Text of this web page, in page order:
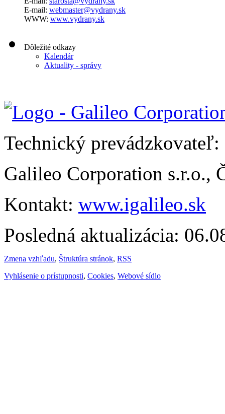
E-mail: webmaster@vydrany.sk
WWW: www.vydrany.sk
Dôležité odkazy
Kalendár
Aktuality - správy
Technický prevádzkovateľ:
Galileo Corporation s.r.o.,
Kontakt: www.igalileo.sk
Posledná aktualizácia:
Zmena vzhľadu, Štruktúra stránok, RSS
Vyhlásenie o prístupnosti, Cookies, Webové sídlo